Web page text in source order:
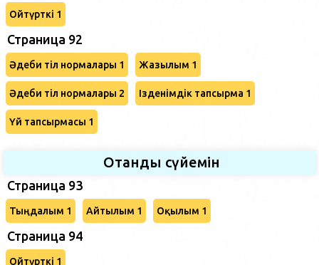
Ойтүрткі 1
Страница 92
Әдеби тіл нормалары 1 Жазылым 1
Әдеби тіл нормалары 2 Ізденімдік тапсырма 1
Үй тапсырмасы 1
Отанды сүйемін
Страница 93
Тыңдалым 1 Айтылым 1 Оқылым 1
Страница 94
Ойтүрткі 1